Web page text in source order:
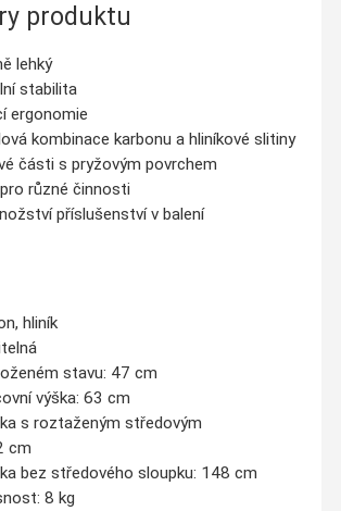
produktu
lehký
stabilita
ergonomie
kombinace karbonu a hliníkové slitiny
části s pryžovým povrchem
různé činnosti
příslušenství v balení
hliník
stavu: 47 cm
výška: 63 cm
s roztaženým středovým
cm
bez středového sloupku: 148 cm
8 kg